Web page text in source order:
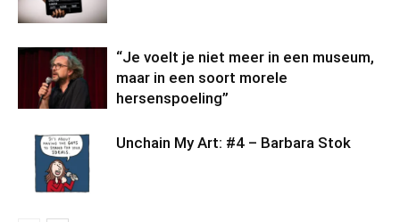
“Je voelt je niet meer in een museum,
maar in een soort morele
hersenspoeling”
Unchain My Art: #4 – Barbara Stok